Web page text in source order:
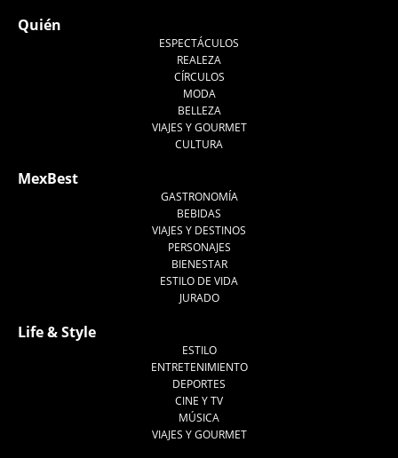
Quién
ESPECTÁCULOS
REALEZA
CÍRCULOS
MODA
BELLEZA
VIAJES Y GOURMET
CULTURA
MexBest
GASTRONOMÍA
BEBIDAS
VIAJES Y DESTINOS
PERSONAJES
BIENESTAR
ESTILO DE VIDA
JURADO
Life & Style
ESTILO
ENTRETENIMIENTO
DEPORTES
CINE Y TV
MÚSICA
VIAJES Y GOURMET